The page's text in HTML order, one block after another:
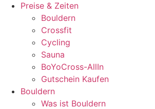
Preise & Zeiten
Bouldern
Crossfit
Cycling
Sauna
BoYoCross-AllIn
Gutschein Kaufen
Bouldern
Was ist Bouldern